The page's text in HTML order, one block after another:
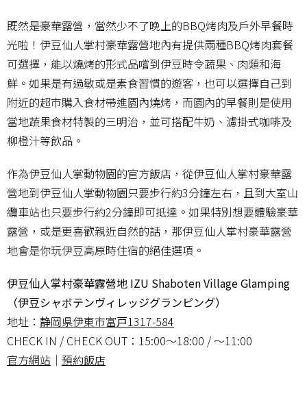
既然是豪華露營，當然少不了晚上的BBQ烤肉及戶外早餐時
光啦！伊豆仙人掌村豪華露營地內有提供兩種BBQ烤肉套餐
可選擇，能以燒烤的形式品嚐到伊豆時令蔬果、肉類和海
鮮。如果是有過敏或是素食習慣的遊客，也可以選擇自己到
附近的超市購入食材帶進園內燒烤，而園內的早餐則是使用
當地蔬果食材特製的三明治，並可搭配牛奶、濾掛式咖啡及
柳橙汁等飲品。
作為伊豆仙人掌動物園的官方飯店，從伊豆仙人掌村豪華露
營地到伊豆仙人掌動物園只要步行約3分鐘左右，且到大室山
纜車站也只要步行約2分鐘即可抵達。如果特別想要體驗豪華
露營，或是更喜歡親近自然的話，那伊豆仙人掌村豪華露營
地會是你玩伊豆高原時住宿的絕佳選項。
伊豆仙人掌村豪華露營地 IZU Shaboten Village Glamping
（伊豆シャボテンヴィレッジグランピング）
地址： 静岡県伊東市富戸1317-584
CHECK IN / CHECK OUT：15:00～18:00 / ～11:00
官方網站 ｜ 預約飯店